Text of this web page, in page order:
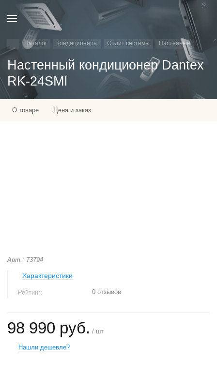
Каталог Кондиционеры Сплит системы Настенные
Настенный кондиционер Dantex
RK-24SMI
О товаре Цена и заказ
Арт.: 73794
Характеристики
Рейтинг: 0 отзывов
98 990 руб. / шт
Нашли дешевле?